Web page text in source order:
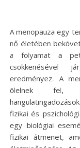
A menopauza egy természetes életszakasz, amely minden
nő életében
a folyamat a
csökkenésével
eredményez. A
ölelnek fel,
fizikai és
egy biológiai
fizikai átmenet,